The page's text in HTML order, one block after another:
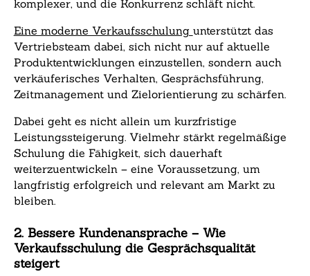
komplexer, und die Konkurrenz schläft nicht.
Eine moderne Verkaufsschulung unterstützt das
Vertriebsteam dabei, sich nicht nur auf aktuelle
Produktentwicklungen einzustellen, sondern auch
verkäuferisches Verhalten, Gesprächsführung,
Zeitmanagement und Zielorientierung zu schärfen.
Dabei geht es nicht allein um kurzfristige
Leistungssteigerung. Vielmehr stärkt regelmäßige
Schulung die Fähigkeit, sich dauerhaft
weiterzuentwickeln – eine Voraussetzung, um
langfristig erfolgreich und relevant am Markt zu
bleiben.
2. Bessere Kundenansprache – Wie
Verkaufsschulung die Gesprächsqualität
steigert